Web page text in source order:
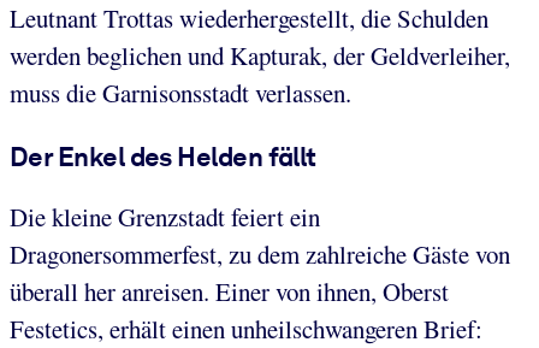
Leutnant Trottas wiederhergestellt, die Schulden
werden beglichen und Kapturak, der Geldverleiher,
muss die Garnisonsstadt verlassen.
Der Enkel des Helden fällt
Die kleine Grenzstadt feiert ein
Dragonersommerfest, zu dem zahlreiche Gäste von
überall her anreisen. Einer von ihnen, Oberst
Festetics, erhält einen unheilschwangeren Brief: